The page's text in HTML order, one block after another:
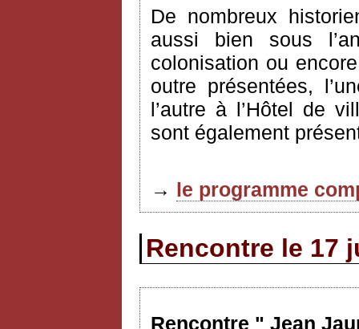
De nombreux
aussi bien sous
colonisation ou
outre présentées,
l’autre à l’Hôtel de
sont également
→ le programme
Rencontre le 17
Rencontre " Jean